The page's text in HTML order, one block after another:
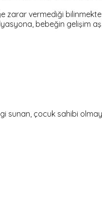
vermediği
bebeğin gelişim
sunan, çocuk sahibi